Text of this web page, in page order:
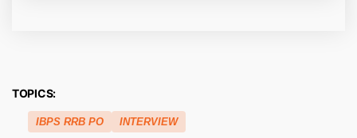
TOPICS:
IBPS RRB PO INTERVIEW